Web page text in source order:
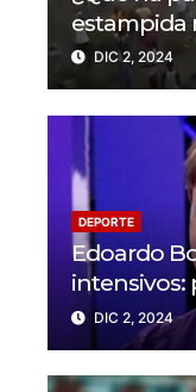
estampida
partido en
DIC 2, 2024
DEPORTE
Edoardo
intensivos:
DIC 2, 2024